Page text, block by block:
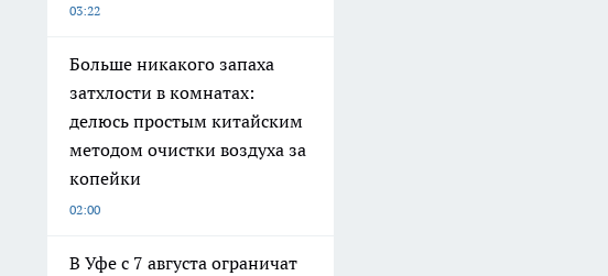
03:22
Больше никакого запаха
затхлости в комнатах:
делюсь простым китайским
методом очистки воздуха за
копейки
02:00
В Уфе с 7 августа ограничат